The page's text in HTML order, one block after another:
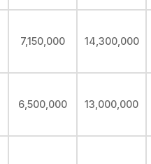
7,150,000 14,300,000
6,500,000 13,000,000